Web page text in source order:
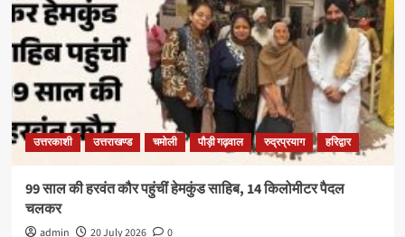
उत्तरकाशी उत्तराखण्ड चमोली पौड़ी गढ़वाल रुद्रप्रयाग हरिद्वार
99 साल की हरवंत कौर पहुंचीं हेमकुंड साहिब, 14 किलोमीटर पैदल
चलकर
admin 20 July 2026 0